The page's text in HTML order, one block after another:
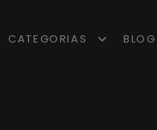
CATEGORIAS BLOG